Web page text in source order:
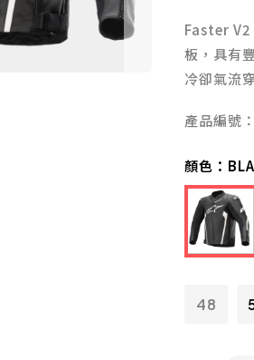
Faster V2
板，具有
冷卻氣流
產品編號
顏色：
48